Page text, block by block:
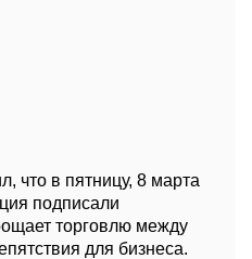
что в пятницу, 8 марта
подписали
торговлю между
для бизнеса.